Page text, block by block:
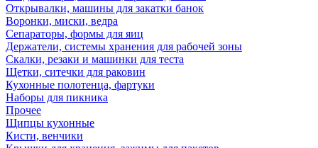
Открывалки, машины для закатки банок
Воронки, миски, ведра
Сепараторы, формы для яиц
Держатели, системы хранения для рабочей зоны
Скалки, резаки и машинки для теста
Щетки, ситечки для раковин
Кухонные полотенца, фартуки
Наборы для пикника
Прочее
Щипцы кухонные
Кисти, венчики